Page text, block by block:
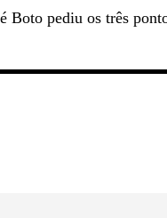
Boto pediu os três